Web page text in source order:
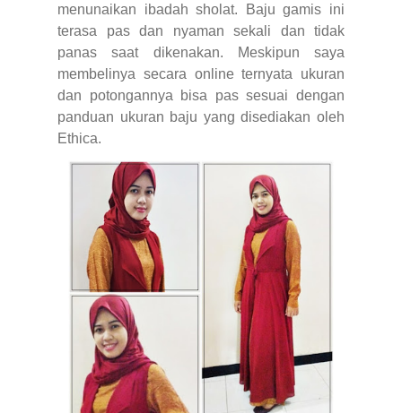
menunaikan ibadah sholat. Baju gamis ini
terasa pas dan nyaman sekali dan tidak
panas saat dikenakan. Meskipun saya
membelinya secara online ternyata ukuran
dan potongannya bisa pas sesuai dengan
panduan ukuran baju yang disediakan oleh
Ethica.